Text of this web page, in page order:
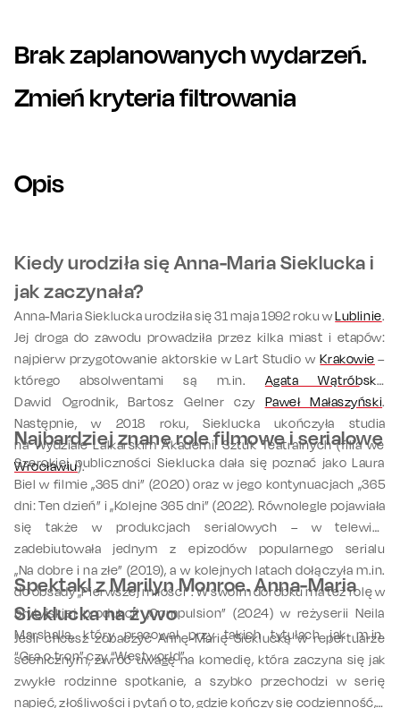
Brak zaplanowanych wydarzeń.
Zmień kryteria filtrowania
Opis
Kiedy urodziła się Anna-Maria Sieklucka i
jak zaczynała?
Anna-Maria Sieklucka urodziła się 31 maja 1992 roku wLublinie.
Jej droga do zawodu prowadziła przez kilka miast i etapów:
najpierw przygotowanie aktorskie w Lart Studio wKrakowie –
którego absolwentami są m.in. Agata Wątróbska
Dawid Ogrodnik, Bartosz Gelner czy Paweł Małaszyński.
Następnie, w 2018 roku, Sieklucka ukończyła studia
na Wydziale Lalkarskim Akademii Sztuk Teatralnych (filia we
Wrocławiu).
Najbardziej znane role filmowe i serialowe
Szerokiej publiczności Sieklucka dała się poznać jako Laura
Biel w filmie „365 dni” (2020) oraz w jego kontynuacjach „365
dni: Ten dzień” i „Kolejne 365 dni” (2022). Równolegle pojawiała
się także w produkcjach serialowych – w telewizji
zadebiutowała jednym z epizodów popularnego serialu
„Na dobre i na złe” (2019), a w kolejnych latach dołączyła m.in.
do obsady „Pierwszej miłości”. W swoim dorobkuma też rolę w
brytyjskiej produkcji „Compulsion” (2024) w reżyserii Neila
Marshalla, który pracował przy takich tytułach jak m.in.
“Gra o tron” czy “Westworld”.
Spektakl z Marilyn Monroe. Anna-Maria
Sieklucka na żywo
Jeśli chcesz zobaczyć Annę-Marię Sieklucką w repertuarze
scenicznym, zwróć uwagę na komedię, która zaczyna się jak
zwykłe rodzinne spotkanie, a szybko przechodzi w serię
napięć, złośliwości i pytań o to, gdzie kończy się codzienność, a